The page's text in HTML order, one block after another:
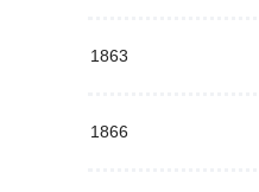
1863
1866